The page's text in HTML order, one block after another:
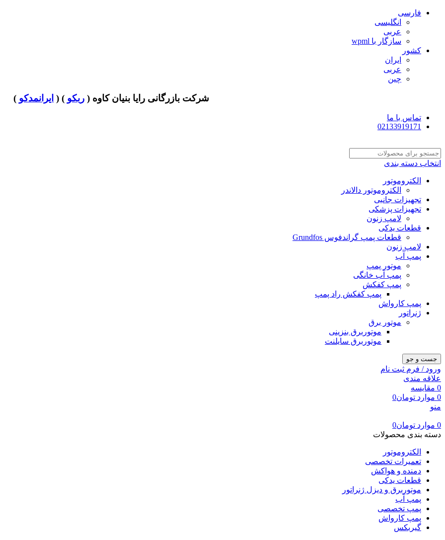
فارسی
انگلیسی
عربی
سازگار با wpml
کشور
ایران
عربی
چین
شرکت بازرگانی رایا بنیان کاوه ( ربکو ) ( ایرانمدکو )
تماس با ما
02133919171
انتخاب دسته بندی
الکتروموتور
الکتروموتور دالاندر
تجهیزات جانبی
تجهیزات پزشکی
لامپ زنون
قطعات یدکی
قطعات پمپ گراندفوس Grundfos
لامپ زنون
پمپ آب
موتور پمپ
پمپ آب خانگی
پمپ کفکش
پمپ کفکش راد پمپ
پمپ کارواش
ژنراتور
موتور برق
موتوربرق بنزینی
موتوربرق سایلنت
جست و جو
ورود / فرم ثبت نام
علاقه مندی
0 مقایسه
0 موارد تومان0
منو
0 موارد تومان0
دسته بندی محصولات
الکتروموتور
تعمیرات تخصصی
دمنده و هواکش
قطعات یدکی
موتوربرق و دیزل ژنراتور
پمپ آب
پمپ تخصصی
پمپ کارواش
گیربکس